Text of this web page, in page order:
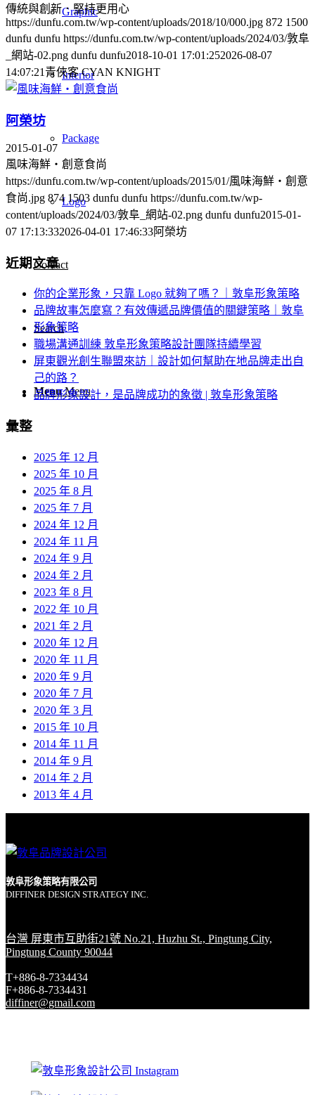
Graphic
Interior
Package
Logo
Contact
Search
Menu Menu
傳統與創新．堅持更用心
https://dunfu.com.tw/wp-content/uploads/2018/10/000.jpg 872 1500
dunfu dunfu https://dunfu.com.tw/wp-content/uploads/2024/03/敦阜
_網站-02.png dunfu dunfu2018-10-01 17:01:252026-08-07
14:07:21青俠客 CYAN KNIGHT
阿榮坊
2015-01-07
風味海鮮・創意食尚
https://dunfu.com.tw/wp-content/uploads/2015/01/風味海鮮・創意
食尚.jpg 874 1503 dunfu dunfu https://dunfu.com.tw/wp-
content/uploads/2024/03/敦阜_網站-02.png dunfu dunfu2015-01-
07 17:13:332026-04-01 17:46:33阿榮坊
近期文章
你的企業形象，只靠 Logo 就夠了嗎？｜敦阜形象策略
品牌故事怎麼寫？有效傳遞品牌價值的關鍵策略｜敦阜
形象策略
職場溝通訓練 敦阜形象策略設計團隊持續學習
屏東觀光創生聯盟來訪｜設計如何幫助在地品牌走出自
己的路？
品牌形象設計，是品牌成功的象徵 | 敦阜形象策略
彙整
2025 年 12 月
2025 年 10 月
2025 年 8 月
2025 年 7 月
2024 年 12 月
2024 年 11 月
2024 年 9 月
2024 年 2 月
2023 年 8 月
2022 年 10 月
2021 年 2 月
2020 年 12 月
2020 年 11 月
2020 年 9 月
2020 年 7 月
2020 年 3 月
2015 年 10 月
2014 年 11 月
2014 年 9 月
2014 年 2 月
2013 年 4 月
敦阜形象策略有限公司
DIFFINER DESIGN STRATEGY INC.
台灣 屏東市互助街21號 No.21, Huzhu St., Pingtung City,
Pingtung County 90044
T+886-8-7334434
F+886-8-7334431
diffiner@gmail.com